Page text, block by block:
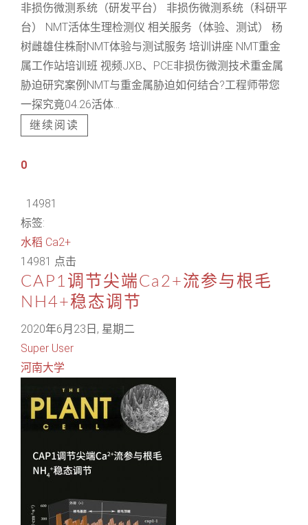
非损伤微测系统（研发平台） 非损伤微测系统（科研平
台） NMT活体生理检测仪 相关服务（体验、测试） 杨
树雌雄住株耐NMT体验与测试服务 培训讲座 NMT重金
属工作站培训班 视频JXB、PCE非损伤微测技术重金属
胁迫研究案例NMT与重金属胁迫如何结合?工程师带您
一探究竟04.26活体...
继续阅读
0
14981
标签:
水稻 Ca2+
14981 点击
CAP1调节尖端Ca2+流参与根毛
NH4+稳态调节
2020年6月23日, 星期二
Super User
河南大学